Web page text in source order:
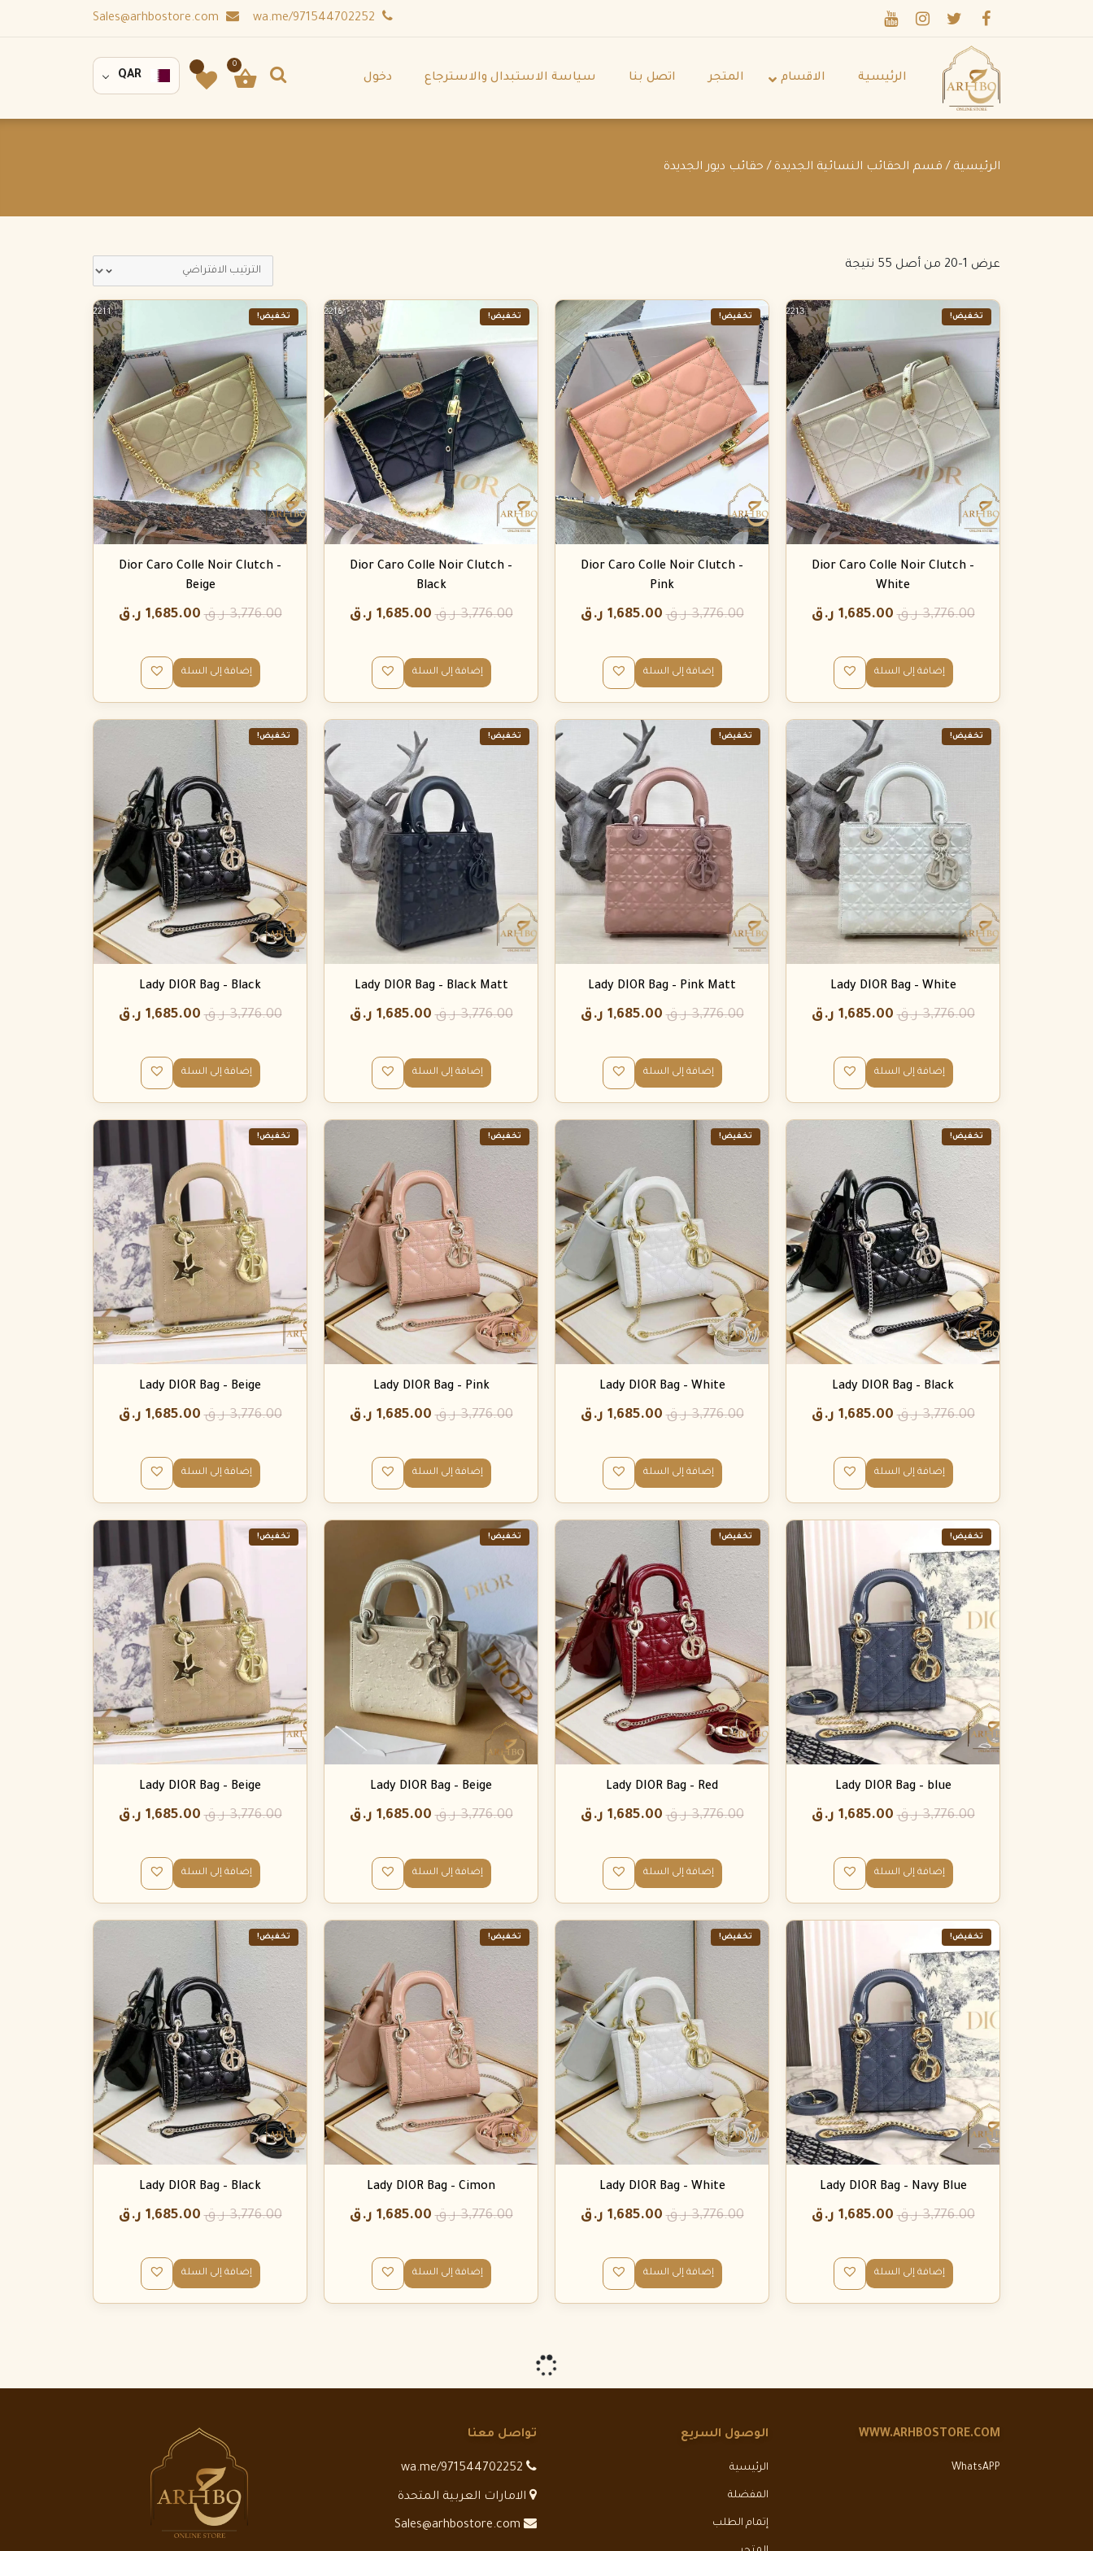
الرئيسية الاقسام المتجر اتصل بنا سياسة الاستبدال والاسترجاع دخول
0
QAR
الرئيسية / قسم الحقائب النسائية الجديدة / حقائب ديور الجديدة
عرض 1–20 من أصل 55 نتيجة
تخفيض!
Dior Caro Colle Noir Clutch –
White
3,776.00 ر.ق 1,685.00 ر.ق
إضافة إلى السلة
تخفيض!
Dior Caro Colle Noir Clutch –
Pink
3,776.00 ر.ق 1,685.00 ر.ق
إضافة إلى السلة
تخفيض!
Dior Caro Colle Noir Clutch –
Black
3,776.00 ر.ق 1,685.00 ر.ق
إضافة إلى السلة
تخفيض!
Dior Caro Colle Noir Clutch –
Beige
3,776.00 ر.ق 1,685.00 ر.ق
إضافة إلى السلة
تخفيض!
Lady DIOR Bag – White
3,776.00 ر.ق 1,685.00 ر.ق
إضافة إلى السلة
تخفيض!
Lady DIOR Bag – Pink Matt
3,776.00 ر.ق 1,685.00 ر.ق
إضافة إلى السلة
تخفيض!
Lady DIOR Bag – Black Matt
3,776.00 ر.ق 1,685.00 ر.ق
إضافة إلى السلة
تخفيض!
Lady DIOR Bag – Black
3,776.00 ر.ق 1,685.00 ر.ق
إضافة إلى السلة
تخفيض!
Lady DIOR Bag – Black
3,776.00 ر.ق 1,685.00 ر.ق
إضافة إلى السلة
تخفيض!
Lady DIOR Bag – White
3,776.00 ر.ق 1,685.00 ر.ق
إضافة إلى السلة
تخفيض!
Lady DIOR Bag – Pink
3,776.00 ر.ق 1,685.00 ر.ق
إضافة إلى السلة
تخفيض!
Lady DIOR Bag – Beige
3,776.00 ر.ق 1,685.00 ر.ق
إضافة إلى السلة
تخفيض!
Lady DIOR Bag – blue
3,776.00 ر.ق 1,685.00 ر.ق
إضافة إلى السلة
تخفيض!
Lady DIOR Bag – Red
3,776.00 ر.ق 1,685.00 ر.ق
إضافة إلى السلة
تخفيض!
Lady DIOR Bag – Beige
3,776.00 ر.ق 1,685.00 ر.ق
إضافة إلى السلة
تخفيض!
Lady DIOR Bag – Beige
3,776.00 ر.ق 1,685.00 ر.ق
إضافة إلى السلة
تخفيض!
Lady DIOR Bag – Navy Blue
3,776.00 ر.ق 1,685.00 ر.ق
إضافة إلى السلة
تخفيض!
Lady DIOR Bag – White
3,776.00 ر.ق 1,685.00 ر.ق
إضافة إلى السلة
تخفيض!
Lady DIOR Bag – Cimon
3,776.00 ر.ق 1,685.00 ر.ق
إضافة إلى السلة
تخفيض!
Lady DIOR Bag – Black
3,776.00 ر.ق 1,685.00 ر.ق
إضافة إلى السلة
WWW.ARHBOSTORE.COM
WhatsAPP
الوصول السريع
الرئيسية
المفضلة
إتمام الطلب
تواصل معنا
الامارات العربية المتحدة